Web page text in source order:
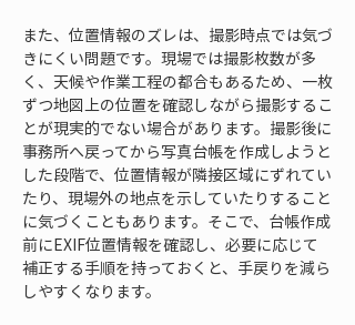
また、位置情報のズレは、撮影時点では気づ
きにくい問題です。現場では撮影枚数が多
く、天候や作業工程の都合もあるため、一枚
ずつ地図上の位置を確認しながら撮影するこ
とが現実的でない場合があります。撮影後に
事務所へ戻ってから写真台帳を作成しようと
した段階で、位置情報が隣接区域にずれてい
たり、現場外の地点を示していたりすること
に気づくこともあります。そこで、台帳作成
前にEXIF位置情報を確認し、必要に応じて
補正する手順を持っておくと、手戻りを減ら
しやすくなります。